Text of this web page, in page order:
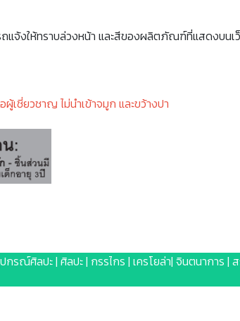
จ้งให้ทราบล่วงหน้า และสีของผลิตภัณฑ์ที่แสดงบนเ
ชี่ยวชาญ ไม่นำเข้าจมูก และขว้างปา
ณ์ศิลปะ | ศิลปะ | กรรไกร | เครโยล่า| จินตนาการ |